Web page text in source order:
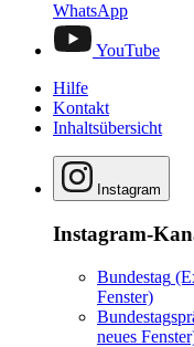
WhatsApp
YouTube
Hilfe
Kontakt
Inhaltsübersicht
Instagram
Instagram-
Bundestag
Fenster)
neues